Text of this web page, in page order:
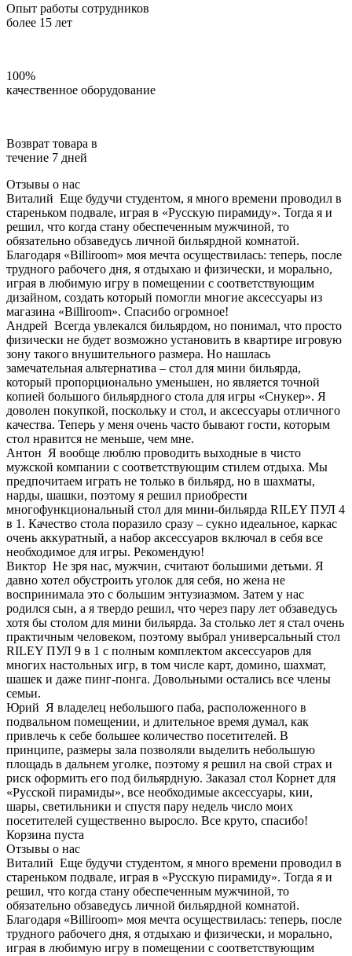
Опыт работы сотрудников
более 15 лет
100%
качественное оборудование
Возврат товара в
течение 7 дней
Отзывы о нас
Виталий Еще будучи студентом, я много времени проводил в
стареньком подвале, играя в «Русскую пирамиду». Тогда я и
решил, что когда стану обеспеченным мужчиной, то
обязательно обзаведусь личной бильярдной комнатой.
Благодаря «Billiroom» моя мечта осуществилась: теперь, после
трудного рабочего дня, я отдыхаю и физически, и морально,
играя в любимую игру в помещении с соответствующим
дизайном, создать который помогли многие аксессуары из
магазина «Billiroom». Спасибо огромное!
Андрей Всегда увлекался бильярдом, но понимал, что просто
физически не будет возможно установить в квартире игровую
зону такого внушительного размера. Но нашлась
замечательная альтернатива – стол для мини бильярда,
который пропорционально уменьшен, но является точной
копией большого бильярдного стола для игры «Снукер». Я
доволен покупкой, поскольку и стол, и аксессуары отличного
качества. Теперь у меня очень часто бывают гости, которым
стол нравится не меньше, чем мне.
Антон Я вообще люблю проводить выходные в чисто
мужской компании с соответствующим стилем отдыха. Мы
предпочитаем играть не только в бильярд, но в шахматы,
нарды, шашки, поэтому я решил приобрести
многофункциональный стол для мини-бильярда RILEY ПУЛ 4
в 1. Качество стола поразило сразу – сукно идеальное, каркас
очень аккуратный, а набор аксессуаров включал в себя все
необходимое для игры. Рекомендую!
Виктор Не зря нас, мужчин, считают большими детьми. Я
давно хотел обустроить уголок для себя, но жена не
воспринимала это с большим энтузиазмом. Затем у нас
родился сын, а я твердо решил, что через пару лет обзаведусь
хотя бы столом для мини бильярда. За столько лет я стал очень
практичным человеком, поэтому выбрал универсальный стол
RILEY ПУЛ 9 в 1 с полным комплектом аксессуаров для
многих настольных игр, в том числе карт, домино, шахмат,
шашек и даже пинг-понга. Довольными остались все члены
семьи.
Юрий Я владелец небольшого паба, расположенного в
подвальном помещении, и длительное время думал, как
привлечь к себе большее количество посетителей. В
принципе, размеры зала позволяли выделить небольшую
площадь в дальнем уголке, поэтому я решил на свой страх и
риск оформить его под бильярдную. Заказал стол Корнет для
«Русской пирамиды», все необходимые аксессуары, кии,
шары, светильники и спустя пару недель число моих
посетителей существенно выросло. Все круто, спасибо!
Корзина пуста
Отзывы о нас
Виталий Еще будучи студентом, я много времени проводил в
стареньком подвале, играя в «Русскую пирамиду». Тогда я и
решил, что когда стану обеспеченным мужчиной, то
обязательно обзаведусь личной бильярдной комнатой.
Благодаря «Billiroom» моя мечта осуществилась: теперь, после
трудного рабочего дня, я отдыхаю и физически, и морально,
играя в любимую игру в помещении с соответствующим